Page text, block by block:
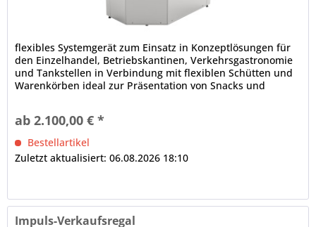
flexibles Systemgerät zum Einsatz in Konzeptlösungen für
den Einzelhandel, Betriebskantinen, Verkehrsgastronomie
und Tankstellen in Verbindung mit flexiblen Schütten und
Warenkörben ideal zur Präsentation von Snacks und
Innenwanne, dicht verschweißt, in Hygieneausführung...
ab 2.100,00 € *
Bestellartikel
Zuletzt aktualisiert: 06.08.2026 18:10
Impuls-Verkaufsregal